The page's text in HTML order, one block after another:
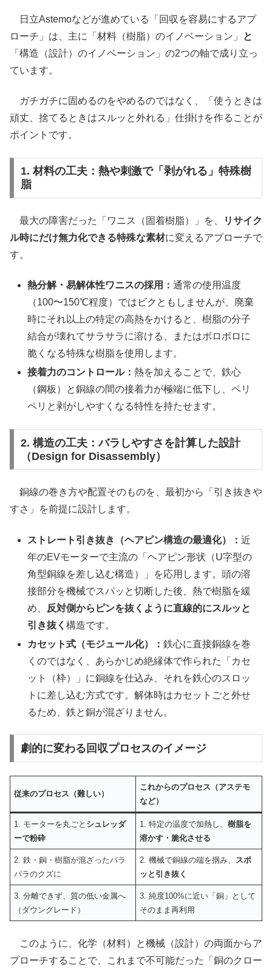
日立Astemoなどが進めている「回収を容易にするアプ
ローチ」は、主に「材料（樹脂）のイノベーション」
と
「構造（設計）のイノベーション」の2つの軸で成り立っ
ています。
ガチガチに固めるのをやめるのではなく、「使うときは
頑丈、捨てるときはスルッと外れる」仕掛けを作ることが
ポイントです。
1. 材料の工夫：熱や刺激で「剥がれる」特殊樹
脂
最大の障害だった「ワニス（固着樹脂）」を、
リサイク
ル時にだけ無力化できる特殊な素材に変えるアプローチで
す。
熱分解・易解体性ワニスの採用：通常の使用温度
（100〜150℃程度）ではビクともしませんが、廃棄
時にそれ以上の特定の高熱をかけると、樹脂の分子
結合が壊れてサラサラに溶ける、またはボロボロに
脆くなる特殊な樹脂を使用します。
接着力のコントロール：熱を加えることで、鉄心
（鋼板）と銅線の間の接着力が極端に低下し、ペリ
ペリと剥がしやすくなる特性を持たせます。
2. 構造の工夫：バラしやすさを計算した設計
（Design for Disassembly）
銅線の巻き方や配置そのものを、最初から「引き抜きや
すさ」を前提に設計します。
ストレート引き抜き（ヘアピン構造の最適化）：近
年のEVモーターで主流の「ヘアピン形状（U字型の
角型銅線を差し込む構造）」を応用します。頭の溶
接部分を機械でスパッと切断した後、熱で樹脂を緩
め、
反対側からピンを抜くように直線的にスルッと
引き抜く構造です。
カセット式（モジュール化）：鉄心に直接銅線を巻
くのではなく、あらかじめ絶縁体で作られた「カセ
ット（枠）」に銅線を仕込み、それを鉄心のスロッ
トに差し込む方式です。解体時はカセットごと外せ
るため、鉄と銅が混ざりません。
劇的に変わる回収プロセスのイメージ
従来のプロセス（難しい）
これからのプロセス（アステモ
など）
1. モーターを丸ごと シュレッダ
ーで粉砕
1. 特定の温度で加熱し、樹脂を
溶かす・脆化させる
2. 鉄・銅・樹脂が混ざったバラ
バラのクズに
2. 機械で銅線の端を掴み、 スポ
ッと引き抜く
3. 分離できず、質の低い金属へ
（ダウングレード）
3. 純度100%に近い「銅」として
そのまま再利用
このように、化学（材料）と機械（設計）の両面からア
プローチすることで、これまで不可能だった「銅のクロー